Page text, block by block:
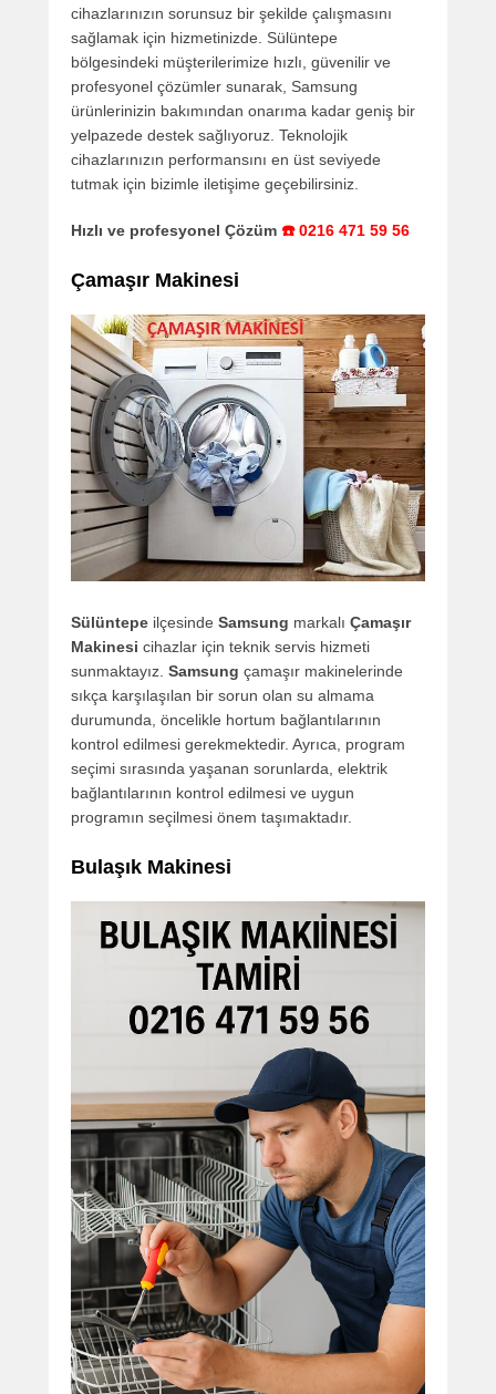
cihazlarınızın sorunsuz bir şekilde çalışmasını
sağlamak için hizmetinizde. Sülüntepe
bölgesindeki müşterilerimize hızlı, güvenilir ve
profesyonel çözümler sunarak, Samsung
ürünlerinizin bakımından onarıma kadar geniş bir
yelpazede destek sağlıyoruz. Teknolojik
cihazlarınızın performansını en üst seviyede
tutmak için bizimle iletişime geçebilirsiniz.
Hızlı ve profesyonel Çözüm ☎️ 0216 471 59 56
Çamaşır Makinesi
Sülüntepe ilçesinde Samsung markalı Çamaşır
Makinesi cihazlar için teknik servis hizmeti
sunmaktayız. Samsung çamaşır makinelerinde
sıkça karşılaşılan bir sorun olan su almama
durumunda, öncelikle hortum bağlantılarının
kontrol edilmesi gerekmektedir. Ayrıca, program
seçimi sırasında yaşanan sorunlarda, elektrik
bağlantılarının kontrol edilmesi ve uygun
programın seçilmesi önem taşımaktadır.
Bulaşık Makinesi